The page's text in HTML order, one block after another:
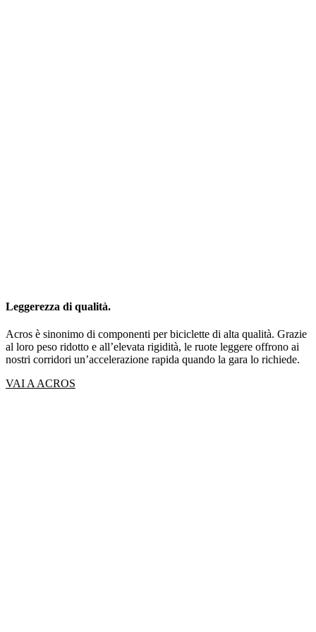
Leggerezza di qualità.
Acros è sinonimo di componenti per biciclette di alta qualità. Grazie
al loro peso ridotto e all’elevata rigidità, le ruote leggere offrono ai
nostri corridori un’accelerazione rapida quando la gara lo richiede.
VAI A ACROS